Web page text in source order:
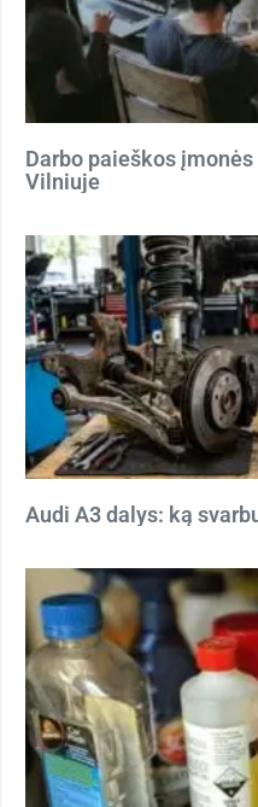
Darbo paieškos
Vilniuje
Audi A3 dalys: ką